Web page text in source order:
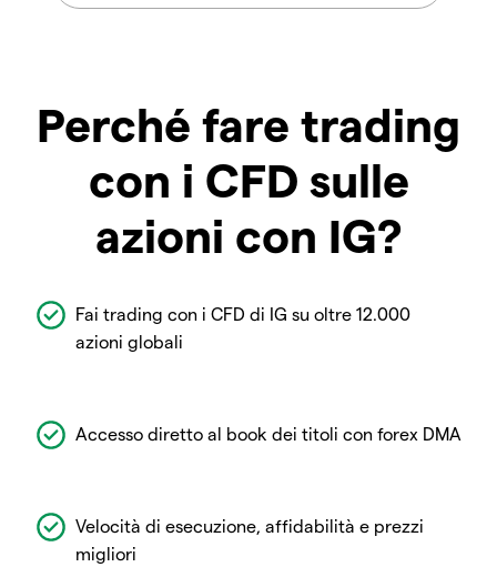
Perché fare trading
con i CFD sulle
azioni con IG?
Fai trading con i CFD di IG su oltre 12.000
azioni globali
Accesso diretto al book dei titoli con forex DMA
Velocità di esecuzione, affidabilità e prezzi
migliori